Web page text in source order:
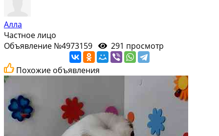
Алла
Частное лицо
Объявление №4973159
291 просмотр
Похожие объявления